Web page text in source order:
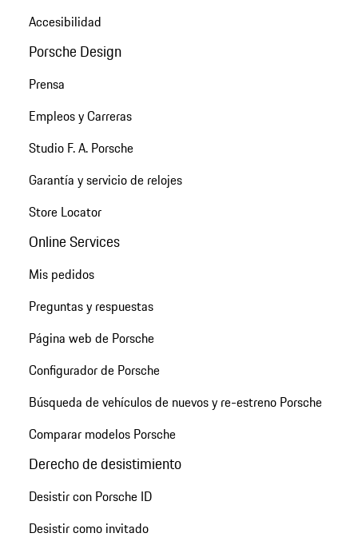
Accesibilidad
Porsche Design
Prensa
Empleos y Carreras
Studio F. A. Porsche
Garantía y servicio de relojes
Store Locator
Online Services
Mis pedidos
Preguntas y respuestas
Página web de Porsche
Configurador de Porsche
Búsqueda de vehículos de nuevos y re-estreno Porsche
Comparar modelos Porsche
Derecho de desistimiento
Desistir con Porsche ID
Desistir como invitado